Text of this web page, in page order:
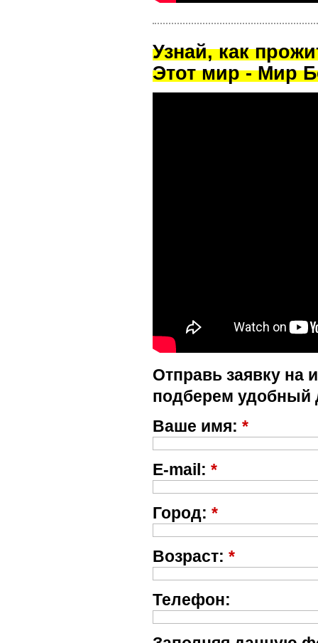
Узнай, как
Этот мир - Мир
Отправь заявку на
подберем удобный
Ваше имя: *
E-mail: *
Город: *
Возраст: *
Телефон: